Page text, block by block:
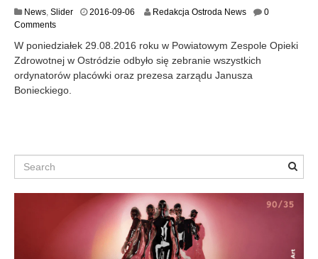
News, Slider 2016-09-06
6
-
0
Redakcja Ostroda News
0
Comments
W poniedziałek 29.08.2016 roku w Powiatowym Zespole Opieki
Zdrowotnej w Ostródzie odbyło się zebranie wszystkich
ordynatorów placówki oraz prezesa zarządu Janusza
Bonieckiego.
Search